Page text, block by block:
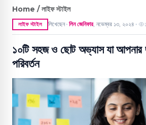
Home / লাইফ স্টাইল
লাইফ স্টাইল লিখেছেন ● লিন জেনিফার, নভেম্বর ১৩, ২০২৪ ●
১০টি সহজ ও ছোট অভ্যাস যা আপনার
পরিবর্তন